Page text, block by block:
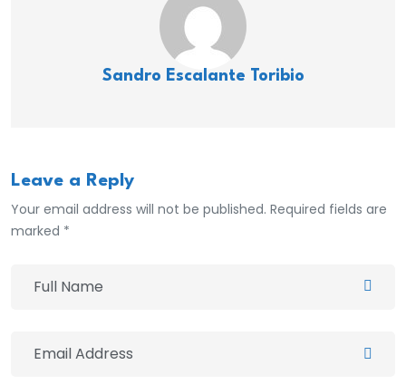
Sandro Escalante Toribio
Leave a Reply
Your email address will not be published. Required fields are
marked *